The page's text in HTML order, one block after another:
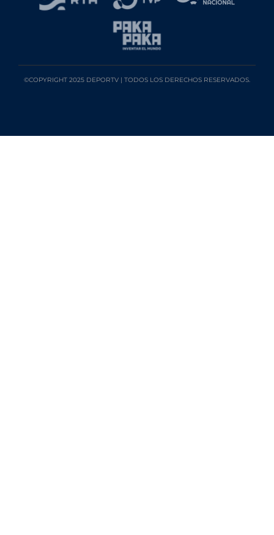
©COPYRIGHT 2025 DEPORTV | TODOS LOS DERECHOS RESERVADOS.